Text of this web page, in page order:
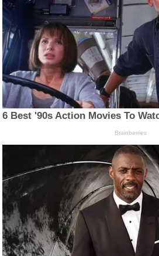
6 Best '90s Action Movies To
Brainberries